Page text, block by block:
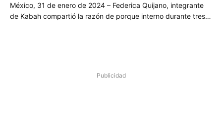
México, 31 de enero de 2024 – Federica Quijano, integrante
de Kabah compartió la razón de porque interno durante tres…
Publicidad